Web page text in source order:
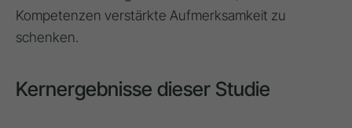
Kompetenzen verstärkte Aufmerksamkeit zu
schenken.
Kernergebnisse dieser Studie